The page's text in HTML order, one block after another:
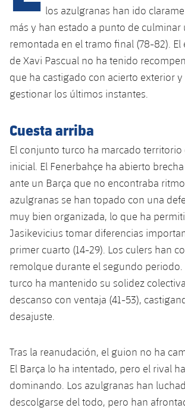
plusicon
más
Palau Blaugrana
Estadi Johan Cruyff
Barça Cafe
Ciutat Esportiva
La Masia
plusicon
más
Servicios
Servicios Médicos
Accesibilidad
plusicon
más
Acreditaciones
los azulgranas han ido
más y han estado a punto de culminar
remontada en el tramo final (78-82). El
de Xavi Pascual no ha tenido
que ha castigado con acierto exterior
gestionar los últimos instantes.
Cuesta arriba
El conjunto turco ha marcado territorio
inicial. El Fenerbahçe ha abierto
ante un Barça que no encontraba
azulgranas se han topado con una
muy bien organizada, lo que ha
Jasikevicius tomar diferencias
primer cuarto (14-29). Los culers han
remolque durante el segundo periodo.
turco ha mantenido su solidez
descanso con ventaja (41-53),
desajuste.
Tras la reanudación, el guion no ha
El Barça lo ha intentado, pero el rival
dominando. Los azulgranas han
descolgarse del todo, pero han